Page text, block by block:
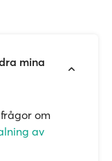
mina
om
av